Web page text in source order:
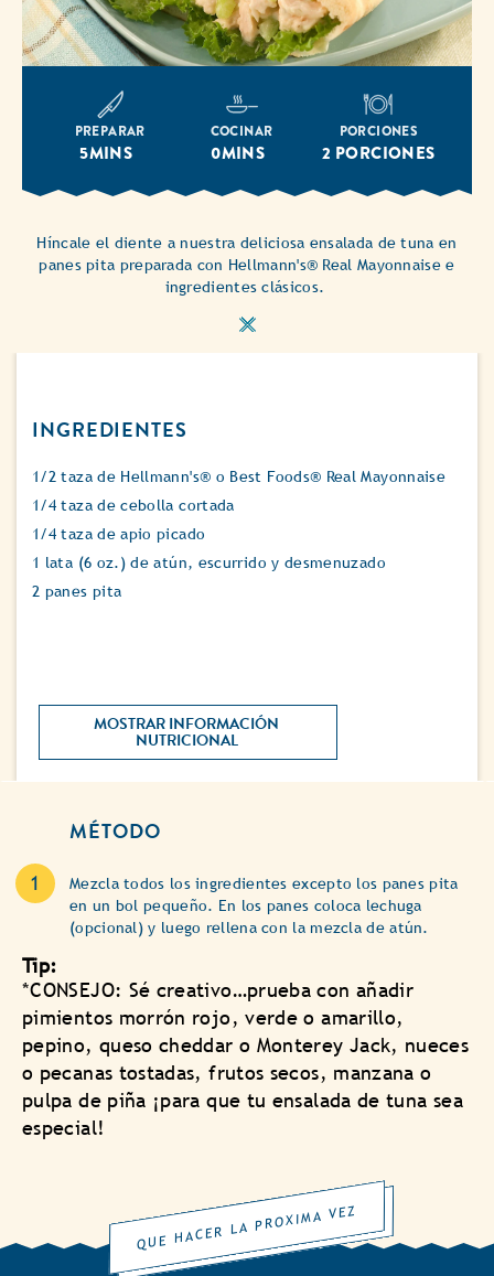
PREPARAR
5MINS
COCINAR
0MINS
PORCIONES
2 PORCIONES
Híncale el diente a nuestra deliciosa ensalada de tuna en
panes pita preparada con Hellmann's® Real Mayonnaise e
ingredientes clásicos.
INGREDIENTES
1/2 taza de Hellmann's® o Best Foods® Real Mayonnaise
1/4 taza de cebolla cortada
1/4 taza de apio picado
1 lata (6 oz.) de atún, escurrido y desmenuzado
2 panes pita
MOSTRAR INFORMACIÓN
NUTRICIONAL
MÉTODO
Mezcla todos los ingredientes excepto los panes pita
en un bol pequeño. En los panes coloca lechuga
(opcional) y luego rellena con la mezcla de atún.
Tip:
*CONSEJO: Sé creativo…prueba con añadir
pimientos morrón rojo, verde o amarillo,
pepino, queso cheddar o Monterey Jack, nueces
o pecanas tostadas, frutos secos, manzana o
pulpa de piña ¡para que tu ensalada de tuna sea
especial!
QUE HACER LA PROXIMA VEZ